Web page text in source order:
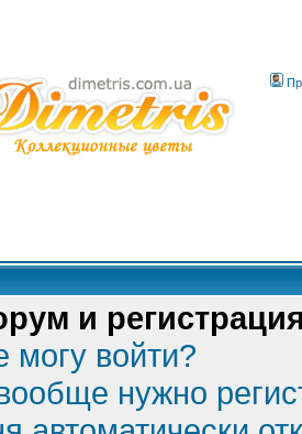
и
могу войти?
нужно